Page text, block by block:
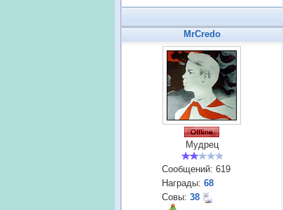
MrCredo
Мудрец
Сообщений: 619
Награды: 68
Совы: 38